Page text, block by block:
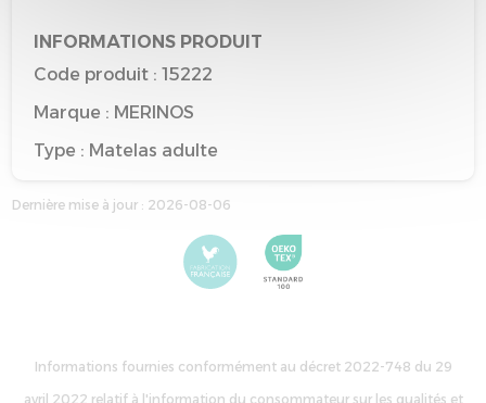
INFORMATIONS PRODUIT
Code produit : 15222
Marque : MERINOS
Type : Matelas adulte
Dernière mise à jour : 2026-08-06
Informations fournies conformément au décret 2022-748 du 29
avril 2022 relatif à l'information du consommateur sur les qualités et